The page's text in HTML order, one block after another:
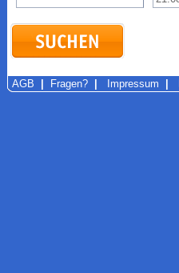
AGB Fragen? Impressum